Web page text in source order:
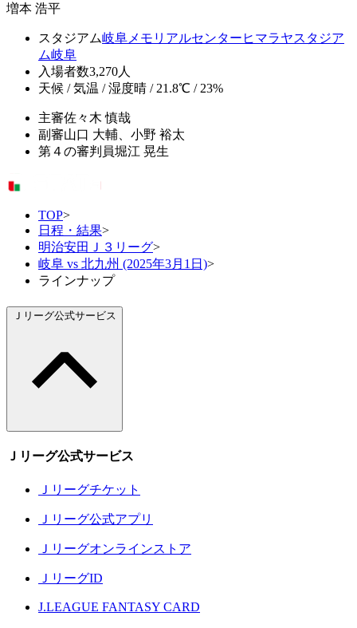
増本 浩平
スタジアム岐阜メモリアルセンターヒマラヤスタジア
ム岐阜
入場者数3,270人
天候 / 気温 / 湿度晴 / 21.8℃ / 23%
主審佐々木 慎哉
副審山口 大輔、小野 裕太
第４の審判員堀江 晃生
TOP>
日程・結果>
明治安田Ｊ３リーグ>
岐阜 vs 北九州 (2025年3月1日)>
ラインナップ
Ｊリーグ公式サービス
Ｊリーグ公式サービス
Ｊリーグチケット
Ｊリーグ公式アプリ
Ｊリーグオンラインストア
ＪリーグID
J.LEAGUE FANTASY CARD